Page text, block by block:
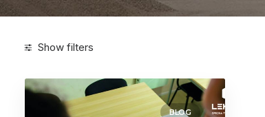
Show filters
Categorias
BLOG